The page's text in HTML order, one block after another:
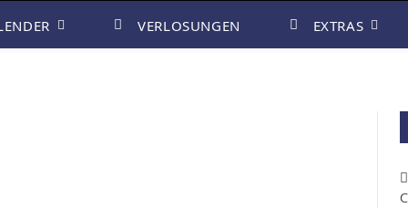
VERLOSUNGEN EXTRAS